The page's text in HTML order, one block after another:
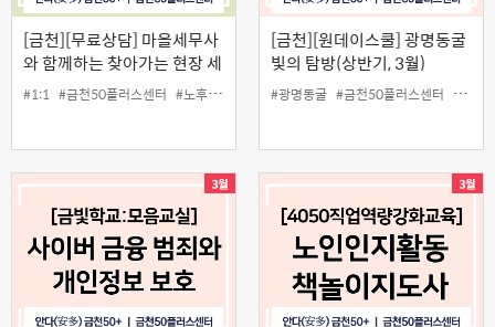
[금천][무료상담] 마을세무사
와 함께하는 찾아가는 현장 세
무상담
#1:1 #금천50플러스센터 #노후준비 #상담 #세무상담 #중장년
[금천][원데이스쿨] 광명동굴
빛의 탐방(상반기, 3월)
#광명동굴 #금천50플러스센터 #동굴